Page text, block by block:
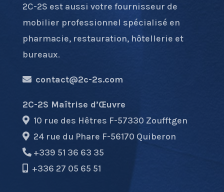
2C-2S est aussi votre fournisseur de
mobilier professionnel spécialisé en
pharmacie, restauration, hôtellerie et
bureaux.
contact@2c-2s.com
2C-2S Maîtrise d’Œuvre
10 rue des Hêtres F-57330 Zoufftgen
24 rue du Phare F-56170 Quiberon
+339 51 36 63 35
+336 27 05 65 51